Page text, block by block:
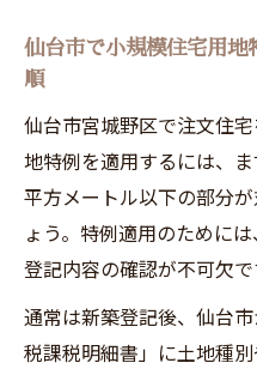
仙台市で小規模住宅用
順
仙台市宮城野区で注文住
地特例を適用するには、
平方メートル以下の部分
ょう。特例適用のために
登記内容の確認が不可欠で
通常は新築登記後、仙台
税課税明細書」に土地種